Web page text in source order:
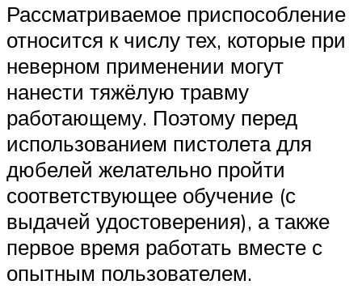
Рассматриваемое приспособление
относится к числу тех, которые при
неверном применении могут
нанести тяжёлую травму
работающему. Поэтому перед
использованием пистолета для
дюбелей желательно пройти
соответствующее обучение (с
выдачей удостоверения), а также
первое время работать вместе с
опытным пользователем.